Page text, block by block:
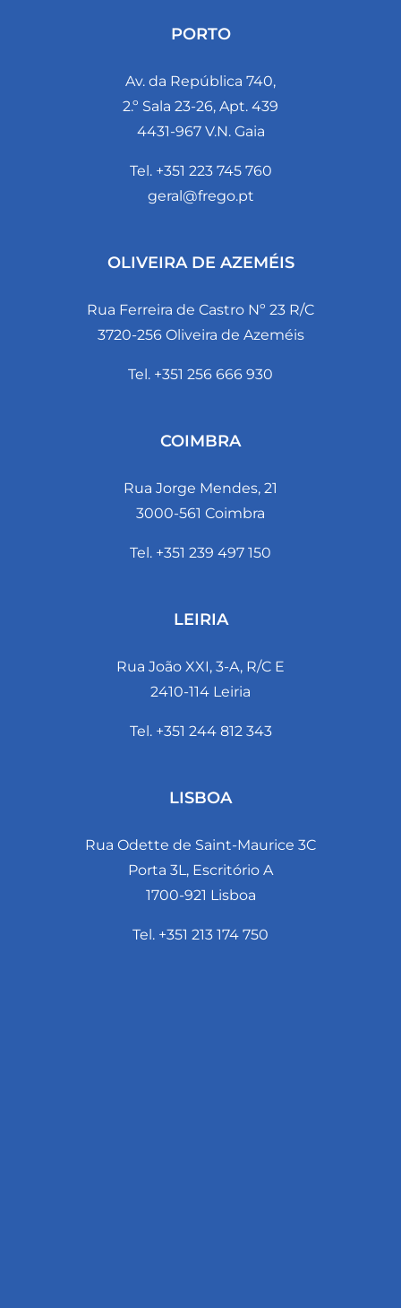
PORTO
Av. da República 740,
2.º Sala 23-26, Apt. 439
4431-967 V.N. Gaia
Tel. +351 223 745 760
geral@frego.pt
OLIVEIRA DE AZEMÉIS
Rua Ferreira de Castro Nº 23 R/C
3720-256 Oliveira de Azeméis
Tel. +351 256 666 930
COIMBRA
Rua Jorge Mendes, 21
3000-561 Coimbra
Tel. +351 239 497 150
LEIRIA
Rua João XXI, 3-A, R/C E
2410-114 Leiria
Tel. +351 244 812 343
LISBOA
Rua Odette de Saint-Maurice 3C
Porta 3L, Escritório A
1700-921 Lisboa
Tel. +351 213 174 750